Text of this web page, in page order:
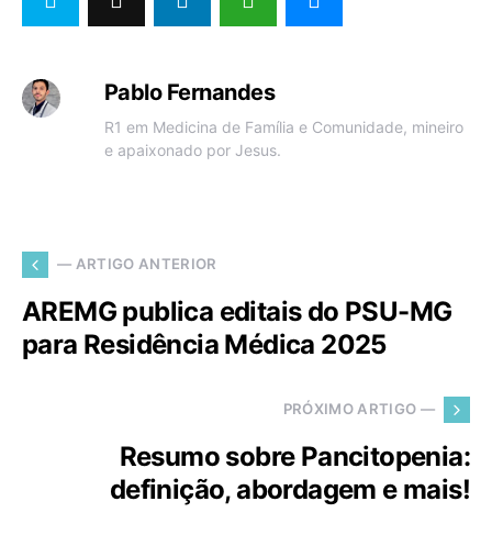
Pablo Fernandes
R1 em Medicina de Família e Comunidade, mineiro
e apaixonado por Jesus.
— ARTIGO ANTERIOR
AREMG publica editais do PSU-MG
para Residência Médica 2025
PRÓXIMO ARTIGO —
Resumo sobre Pancitopenia:
definição, abordagem e mais!